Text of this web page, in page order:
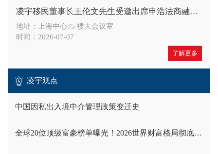
凌宇移民董事长王伦文先生受邀出席申浩法商融合论坛，深度解读 CRS 与税务合规新趋势
地址：上海中心75 楼大会议室
时间：2026-07-07
了解更多
凌宇观点
中国因私出入境中介管理政策变迁史
全球20位顶级富豪榜单曝光！2026世界财富格局彻底洗牌